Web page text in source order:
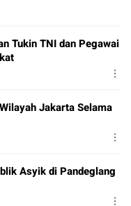
Tukin TNI dan Pegawai
Jakarta Selama
Asyik di Pandeglang